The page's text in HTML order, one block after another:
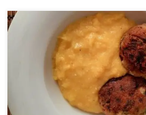
A cukkinifasírt az egyik legnépszerűbb
feltétként, köretként […]